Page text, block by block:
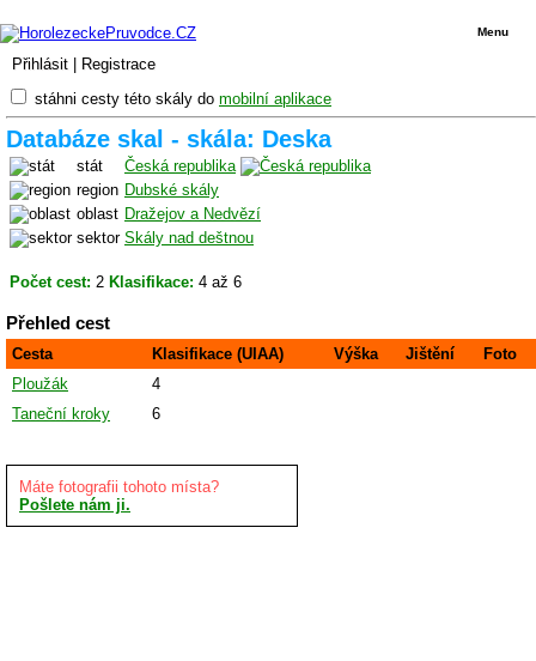
Přihlásit Registrace
Menu
stáhni cesty této skály do mobilní aplikace
Databáze skal - skála: Deska
stát
Česká republika
region Dubské skály
oblast Dražejov a Nedvězí
sektor Skály nad deštnou
Počet cest: 2 Klasifikace: 4 až 6
Přehled cest
Cesta Klasifikace (UIAA) Výška Jištění
Foto
Ploužák
4
Taneční kroky
6
Máte fotografii tohoto místa?
Pošlete nám ji.